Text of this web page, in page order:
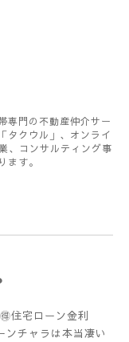
専門の不動産仲介サー
タクウル」、オンライ
、コンサルティング事
ます。
住宅ローン金利
ンチャラは本当凄い